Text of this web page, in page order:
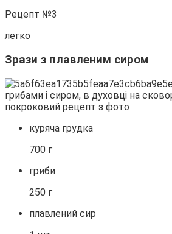
Рецепт №3
легко
Зрази з плавленим сиром
куряча грудка
700 г
гриби
250 г
плавлений сир